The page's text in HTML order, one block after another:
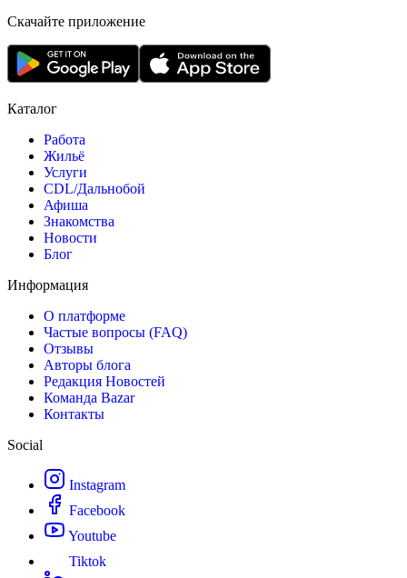
Скачайте приложение
Каталог
Работа
Жильё
Услуги
CDL/Дальнобой
Афиша
Знакомства
Новости
Блог
Информация
О платформе
Частые вопросы (FAQ)
Отзывы
Авторы блога
Редакция Новостей
Команда Bazar
Контакты
Social
Instagram
Facebook
Youtube
Tiktok